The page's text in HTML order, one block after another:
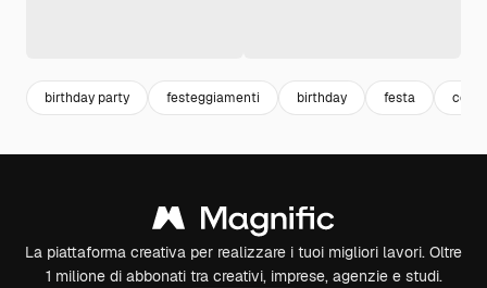
birthday party festeggiamenti birthday festa
La piattaforma creativa per realizzare i tuoi migliori lavori. Oltre
1 milione di abbonati tra creativi, imprese, agenzie e studi.